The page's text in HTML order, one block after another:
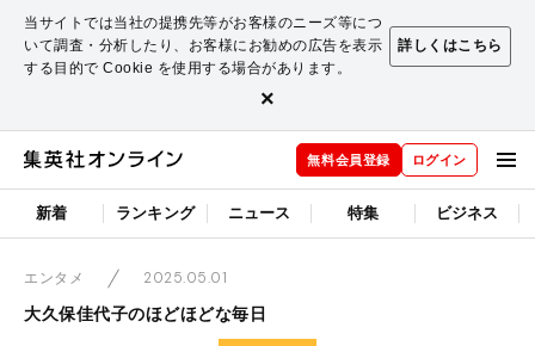
当サイトでは当社の提携先等がお客様のニーズ等につ
いて調査・分析したり、お客様にお勧めの広告を表示
する目的で Cookie を使用する場合があります。
詳しくはこちら
×
無料会員登録 ログイン
新着 ランキング ニュース 特集 ビジネス
エンタメ
2025.05.01
大久保佳代子のほどほどな毎日